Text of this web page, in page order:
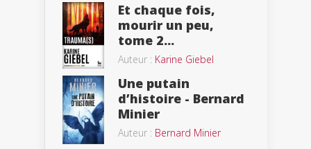
Et chaque fois,
mourir un peu,
tome 2...
Auteur : Karine Giebel
Une putain
d’histoire - Bernard
Minier
Auteur : Bernard Minier